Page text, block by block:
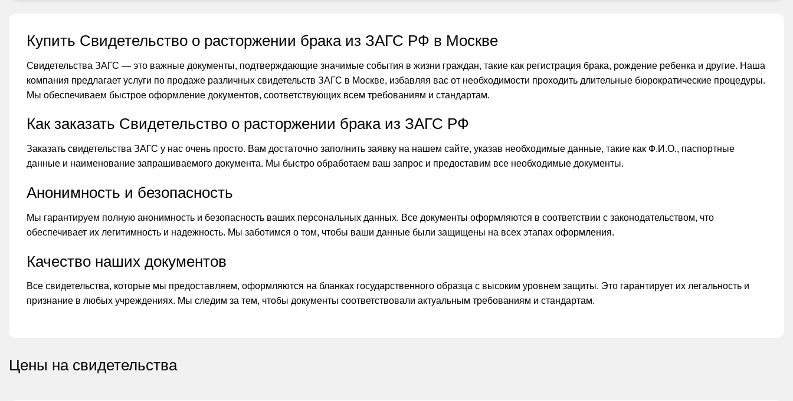
Купить Свидетельство о расторжении брака из ЗАГС РФ в Москве
Свидетельства ЗАГС — это важные документы, подтверждающие значимые события в жизни граждан, такие как регистрация брака, рождение ребенка и другие. Наша
компания предлагает услуги по продаже различных свидетельств ЗАГС в Москве, избавляя вас от необходимости проходить длительные бюрократические процедуры.
Мы обеспечиваем быстрое оформление документов, соответствующих всем требованиям и стандартам.
Как заказать Свидетельство о расторжении брака из ЗАГС РФ
Заказать свидетельства ЗАГС у нас очень просто. Вам достаточно заполнить заявку на нашем сайте, указав необходимые данные, такие как Ф.И.О., паспортные
данные и наименование запрашиваемого документа. Мы быстро обработаем ваш запрос и предоставим все необходимые документы.
Анонимность и безопасность
Мы гарантируем полную анонимность и безопасность ваших персональных данных. Все документы оформляются в соответствии с законодательством, что
обеспечивает их легитимность и надежность. Мы заботимся о том, чтобы ваши данные были защищены на всех этапах оформления.
Качество наших документов
Все свидетельства, которые мы предоставляем, оформляются на бланках государственного образца с высоким уровнем защиты. Это гарантирует их легальность и
признание в любых учреждениях. Мы следим за тем, чтобы документы соответствовали актуальным требованиям и стандартам.
Цены на свидетельства